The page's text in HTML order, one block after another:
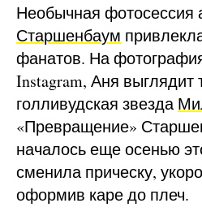
Необычная фотосессия
Старшенбаум
фанатов. На
Instagram, Аня выглядит
голливудская звезда
«Превращение»
началось еще осенью
сменила прическу,
оформив каре до плеч.